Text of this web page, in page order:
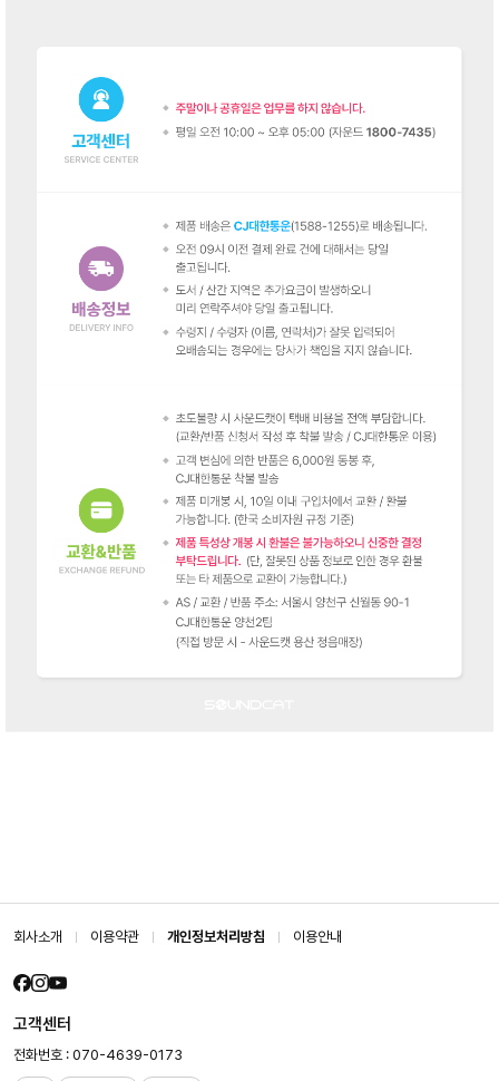
회사소개 이용약관 개인정보처리방침 이용안내
고객센터
전화번호 : 070-4639-0173